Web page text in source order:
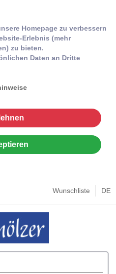
Homepage zu verbessern
Erlebnis (mehr
zu bieten.
Daten an Dritte
Wunschliste DE